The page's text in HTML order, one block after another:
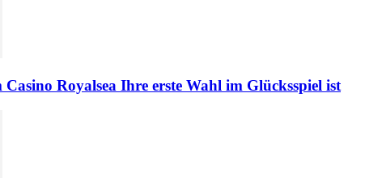
Royalsea Ihre erste Wahl im Glücksspiel ist